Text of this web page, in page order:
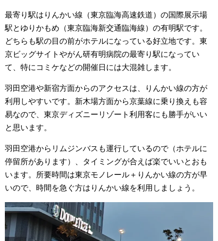
最寄り駅はりんかい線（東京臨海高速鉄道）の国際展示場
駅とゆりかもめ（東京臨海新交通臨海線）の有明駅です。
どちらも駅の目の前がホテルになっている好立地です。東
京ビッグサイトやがん研有明病院の最寄り駅になってい
て、特にコミケなどの開催日には大混雑します。
羽田空港や新宿方面からのアクセスは、りんかい線の方が
利用しやすいです。新木場方面から京葉線に乗り換えも容
易なので、東京ディズニーリゾート利用客にも勝手がいい
と思います。
羽田空港からリムジンバスも運行しているので（ホテルに
停留所があります）、タイミングが合えば楽でいいとおも
います。所要時間は東京モノレール＋りんかい線の方が早
いので、時間を急ぐ方はりんかい線を利用しましょう。